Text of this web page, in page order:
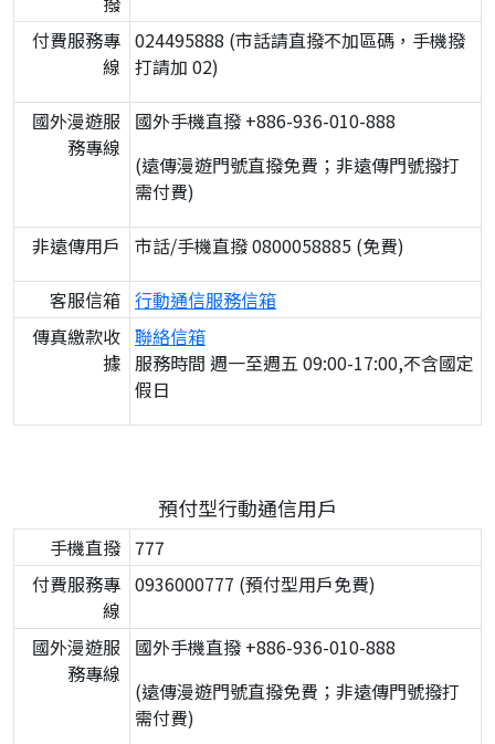
付費服務專
線
024495888 (市話請直撥不加區碼，手機撥
打請加 02)
國外漫遊服
務專線
國外手機直撥 +886-936-010-888
(遠傳漫遊門號直撥免費；非遠傳門號撥打
需付費)
非遠傳用戶 市話/手機直撥 0800058885 (免費)
客服信箱 行動通信服務信箱
傳真繳款收
據
聯絡信箱
服務時間 週一至週五 09:00-17:00,不含國定
假日
預付型行動通信用戶
手機直撥 777
付費服務專
線
0936000777 (預付型用戶免費)
國外漫遊服
務專線
國外手機直撥 +886-936-010-888
(遠傳漫遊門號直撥免費；非遠傳門號撥打
需付費)